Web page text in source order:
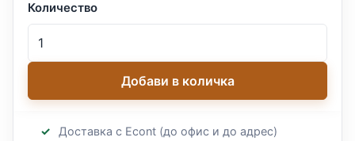
Количество
Добави в количка
Доставка с Econt (до офис и до адрес)